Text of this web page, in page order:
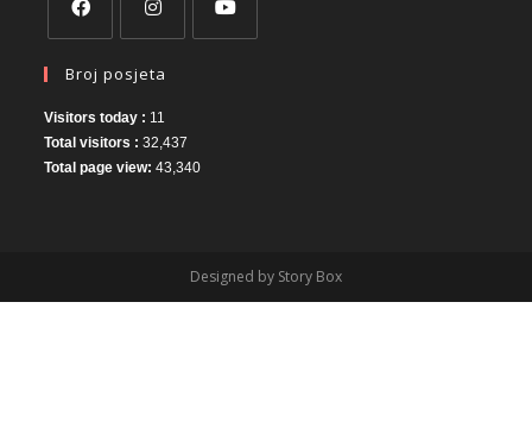
Broj posjeta
Visitors today : 11
Total visitors :32,437
Total page view:43,340
Designed by Story Box